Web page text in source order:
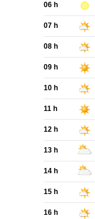
06 h
07 h
08 h
09 h
10 h
11 h
12 h
13 h
14 h
15 h
16 h